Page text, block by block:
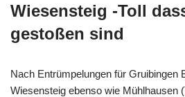
Wiesensteig -Toll
gestoßen sind
Nach Entrümpelungen für Gruibingen
Wiesensteig ebenso wie Mühlhausen